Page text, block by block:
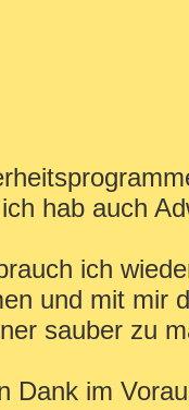
hab auch
ich
und mit mir
sauber zu
Dank im